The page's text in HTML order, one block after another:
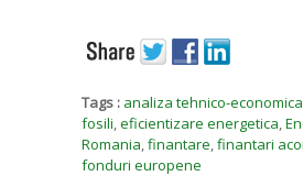
Tags : analiza tehnico-economica
fosili,eficientizare energetica,
Romania,finantare,finantari
fonduri europene